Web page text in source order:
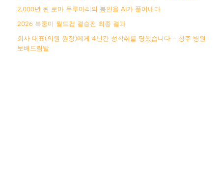
2,000년 된 로마 두루마리의 봉인을 AI가 풀어내다
2026 북중미 월드컵 결승전 최종 결과
회사 대표(의원 원장)에게 4년간 성착취를 당했습니다 – 청주 병원
보배드림발